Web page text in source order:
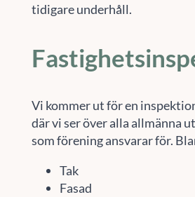
tidigare underhåll.
Vi kommer ut för en
där vi ser över alla allmänna
som förening ansvarar för.
Tak
Fasad